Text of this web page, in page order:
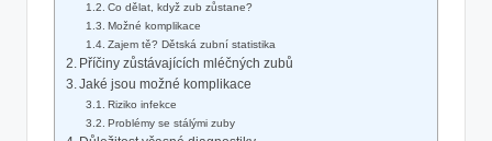
Co dělat, když zub zůstane?
Možné komplikace
Zajem tě? Dětská zubní statistika
Příčiny zůstávajících mléčných zubů
Jaké jsou možné komplikace
Riziko infekce
Problémy se stálými zuby